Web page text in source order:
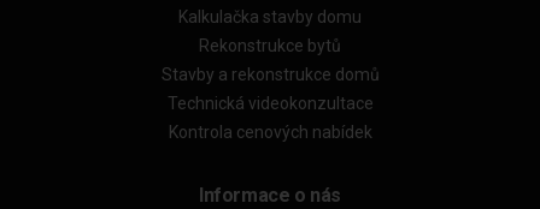
Kalkulačka stavby domu
Rekonstrukce bytů
Stavby a rekonstrukce domů
Technická videokonzultace
Kontrola cenových nabídek
Informace o nás